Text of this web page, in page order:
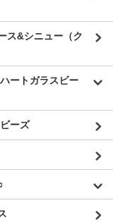
ス&シニュー（ク
ートガラスビー
ーズ